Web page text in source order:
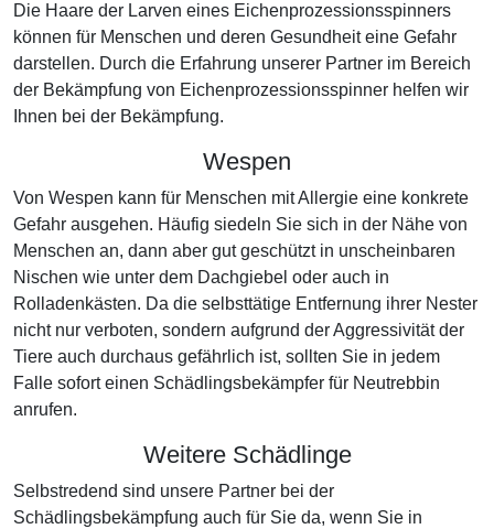
Die Haare der Larven eines Eichenprozessionsspinners
können für Menschen und deren Gesundheit eine Gefahr
darstellen. Durch die Erfahrung unserer Partner im Bereich
der Bekämpfung von Eichenprozessionsspinner helfen wir
Ihnen bei der Bekämpfung.
Wespen
Von Wespen kann für Menschen mit Allergie eine konkrete
Gefahr ausgehen. Häufig siedeln Sie sich in der Nähe von
Menschen an, dann aber gut geschützt in unscheinbaren
Nischen wie unter dem Dachgiebel oder auch in
Rolladenkästen. Da die selbsttätige Entfernung ihrer Nester
nicht nur verboten, sondern aufgrund der Aggressivität der
Tiere auch durchaus gefährlich ist, sollten Sie in jedem
Falle sofort einen Schädlingsbekämpfer für Neutrebbin
anrufen.
Weitere Schädlinge
Selbstredend sind unsere Partner bei der
Schädlingsbekämpfung auch für Sie da, wenn Sie in